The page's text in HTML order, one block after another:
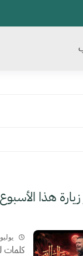
زيارة هذا
يوليو 10, 2026
كلمات